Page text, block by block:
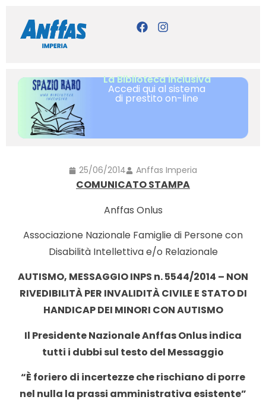
La Biblioteca inclusiva
Accedi qui al sistema
di prestito on-line
25/06/2014 Anffas Imperia
COMUNICATO STAMPA
Anffas Onlus
Associazione Nazionale Famiglie di Persone con
Disabilità Intellettiva e/o Relazionale
AUTISMO, MESSAGGIO INPS n. 5544/2014 – NON
RIVEDIBILITÀ PER INVALIDITÀ CIVILE E STATO DI
HANDICAP DEI MINORI CON AUTISMO
Il Presidente Nazionale Anffas Onlus indica
tutti i dubbi sul testo del Messaggio
“È foriero di incertezze che rischiano di porre
nel nulla la prassi amministrativa esistente”